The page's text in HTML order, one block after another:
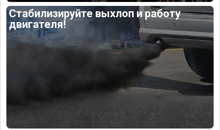
Стабилизируйте выхлоп и работу
двигателя!